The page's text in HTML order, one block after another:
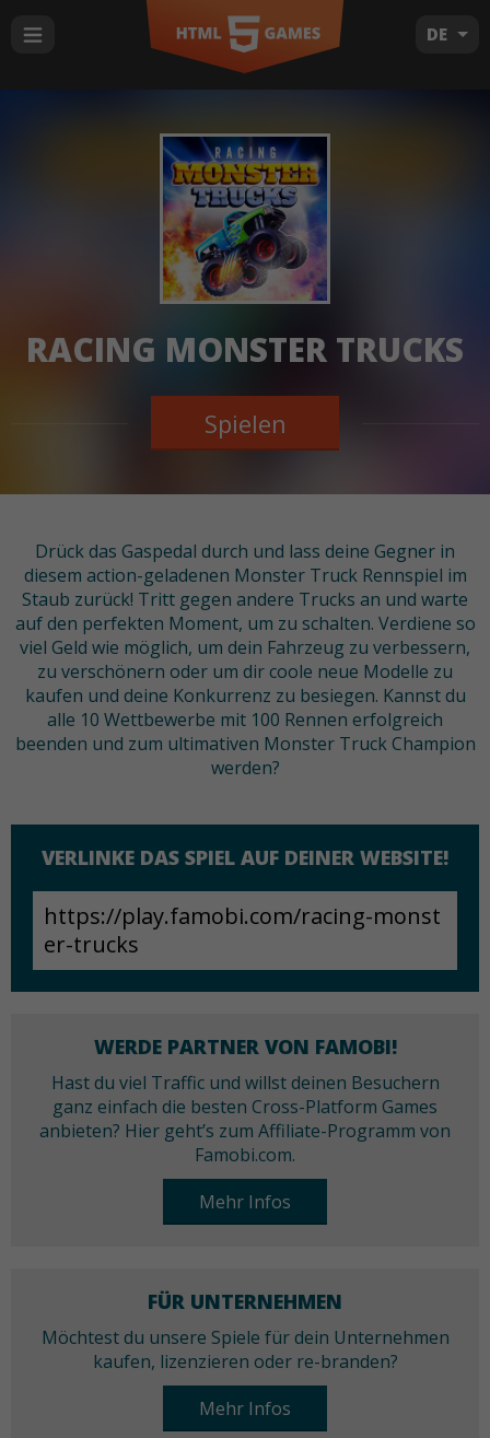
DE
RACING MONSTER TRUCKS
Spielen
Drück das Gaspedal durch und lass deine Gegner in
diesem action-geladenen Monster Truck Rennspiel im
Staub zurück! Tritt gegen andere Trucks an und warte
auf den perfekten Moment, um zu schalten. Verdiene so
viel Geld wie möglich, um dein Fahrzeug zu verbessern,
zu verschönern oder um dir coole neue Modelle zu
kaufen und deine Konkurrenz zu besiegen. Kannst du
alle 10 Wettbewerbe mit 100 Rennen erfolgreich
beenden und zum ultimativen Monster Truck Champion
werden?
VERLINKE DAS SPIEL AUF DEINER WEBSITE!
WERDE PARTNER VON FAMOBI!
Hast du viel Traffic und willst deinen Besuchern
ganz einfach die besten Cross-Platform Games
anbieten? Hier geht’s zum Affiliate-Programm von
Famobi.com.
Mehr Infos
FÜR UNTERNEHMEN
Möchtest du unsere Spiele für dein Unternehmen
kaufen, lizenzieren oder re-branden?
Mehr Infos